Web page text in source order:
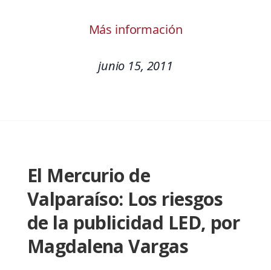
Más información
junio 15, 2011
El Mercurio de
Valparaíso: Los riesgos
de la publicidad LED, por
Magdalena Vargas